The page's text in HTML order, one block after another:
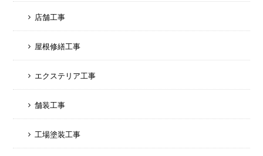
店舗工事
屋根修繕工事
エクステリア工事
舗装工事
工場塗装工事